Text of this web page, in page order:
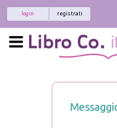
registrati
login